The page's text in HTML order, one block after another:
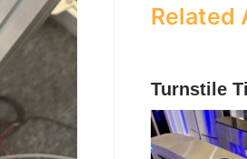
Related
Turnstile